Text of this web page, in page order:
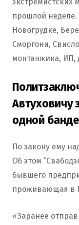
прошлой
Новогрудке,
Сморгони,
монтанжика, ИП,
Автуховичу
одной
По закону ему
Об этом
бывшего
проживающая в
«Заранее